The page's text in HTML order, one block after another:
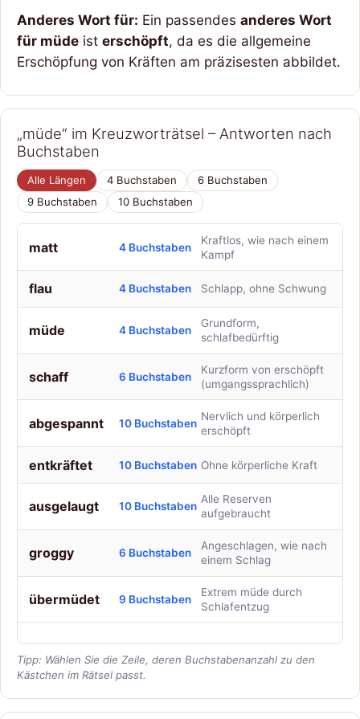
Anderes Wort für: Ein passendes anderes Wort
für müde ist erschöpft, da es die allgemeine
Erschöpfung von Kräften am präzisesten abbildet.
„müde“ im Kreuzworträtsel – Antworten nach
Buchstaben
Alle Längen 4 Buchstaben
6 Buchstaben
9 Buchstaben
10 Buchstaben
matt 4 Buchstaben
Kraftlos, wie nach einem
Kampf
flau 4 Buchstaben Schlapp, ohne Schwung
müde 4 Buchstaben
Grundform,
schlafbedürftig
schaff 6 Buchstaben
Kurzform von erschöpft
(umgangssprachlich)
abgespannt 10 Buchstaben
Nervlich und körperlich
erschöpft
entkräftet 10 Buchstaben Ohne körperliche Kraft
ausgelaugt 10 Buchstaben
Alle Reserven
aufgebraucht
groggy 6 Buchstaben
Angeschlagen, wie nach
einem Schlag
übermüdet 9 Buchstaben
Extrem müde durch
Schlafentzug
Tipp: Wählen Sie die Zeile, deren Buchstabenanzahl zu den
Kästchen im Rätsel passt.